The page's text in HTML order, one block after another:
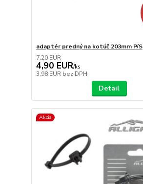
adaptér predný na kotúč 203mm P/S
7,20 EUR
4,90 EUR/ks
3,98 EUR bez DPH
Detail
Akcia